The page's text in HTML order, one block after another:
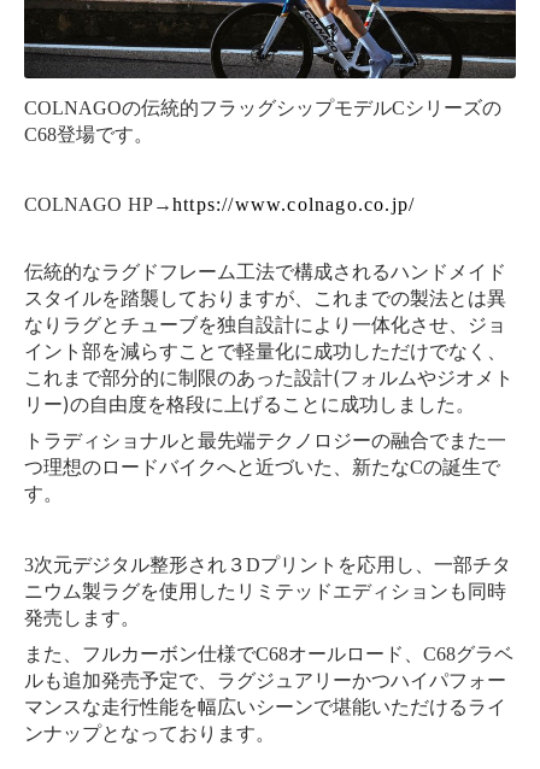
COLNAGOの伝統的フラッグシップモデルCシリーズの
C68登場です。
COLNAGO HP→https://www.colnago.co.jp/
伝統的なラグドフレーム工法で構成されるハンドメイド
スタイルを踏襲しておりますが、
これまでの製法とは異
なりラグとチューブを独自設計により一体化させ、ジョ
イント部を減らすことで軽量化に成功しただけでなく、
これまで部分的に制限のあった設計(フォルムやジオメト
リー)の自由度を格段に上げることに成功しました。
トラディショナルと最先端テクノロジーの融合でまた一
つ理想のロ ードバイクへと近づいた、新たなCの誕生で
す。
3次元デジタル整形され３Dプリントを応用し、 一部チタ
ニウム製ラグを使用したリミテッドエディションも同時
発売します。
また、フルカーボン仕様でC68オールロード、 C68グラベ
ルも追加発売予定で、 ラグジュアリーかつハイパフォー
マンスな走行性能を幅広いシーンで堪能いただけるライ
ンナップとなっております。